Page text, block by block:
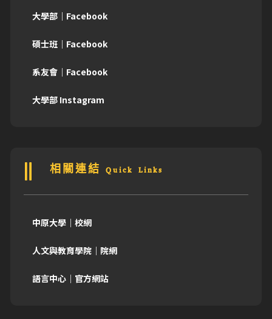
大學部｜Facebook
碩士班｜Facebook
系友會｜Facebook
大學部 Instagram
相關連結 Quick Links
中原大學｜校網
人文與教育學院｜院網
語言中心｜官方網站